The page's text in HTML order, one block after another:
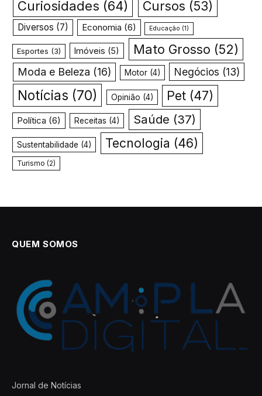
Curiosidades (64) Cursos (53)
Diversos (7) Economia (6) Educação (1)
Esportes (3) Imóveis (5) Mato Grosso (52)
Moda e Beleza (16) Motor(4) Negócios (13)
Notícias (70) Opinião (4) Pet (47)
Política (6) Receitas (4) Saúde (37)
Sustentabilidade (4) Tecnologia (46)
Turismo (2)
QUEM SOMOS
Jornal de Notícias